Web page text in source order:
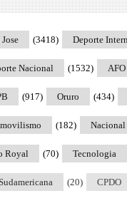
Jose Deporte
(3418)
Nacional AFO
(1532)
Oruro
(917) (434)
Nacional
(182)
Royal Tecnologia
(70)
CPDO
(20)